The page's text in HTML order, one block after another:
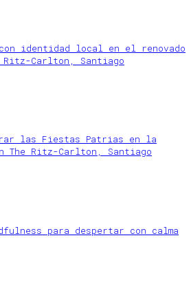
identidad local en el renovado
Ritz-Carlton, Santiago
las Fiestas Patrias en la
The Ritz-Carlton, Santiago
para despertar con calma